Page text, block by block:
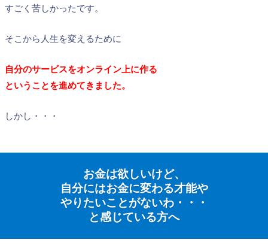
すごく苦しかったです。
そこから人生を変えるために
自分のサービスをオンライン上に作る
ということを進めてきました。
しかし・・・
お金は欲しいけど、
自分にはお金に変わる才能や
やりたいことがないわ・・・
と感じている方へ